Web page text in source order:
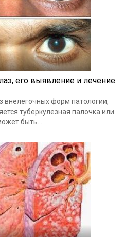
его выявление и лечение
внелегочных форм патологии,
туберкулезная палочка или
быть...